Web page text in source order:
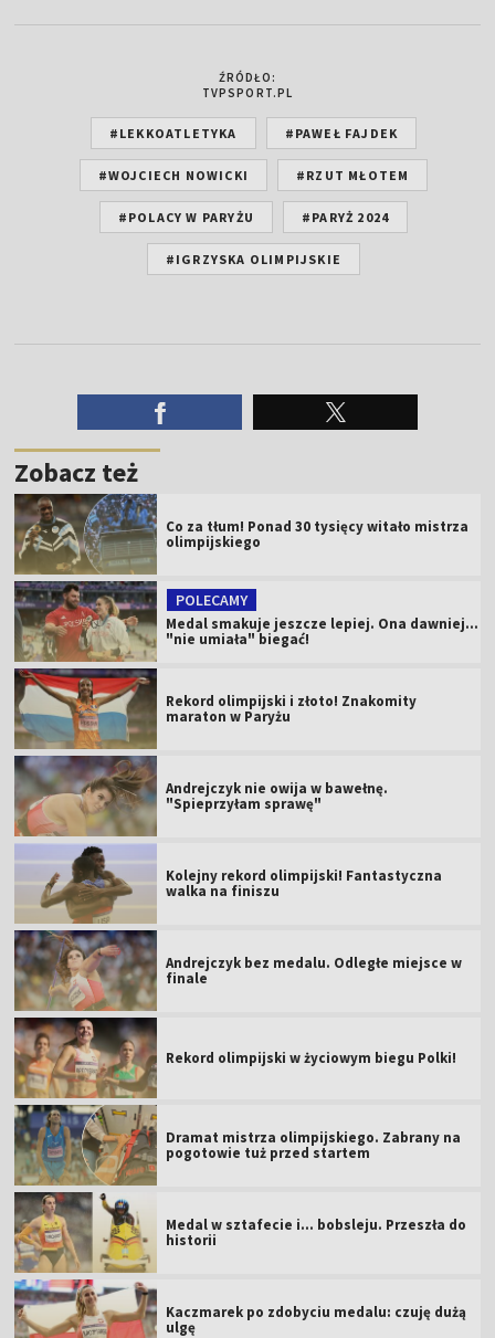
ŹRÓDŁO:
TVPSPORT.PL
#LEKKOATLETYKA #PAWEŁ FAJDEK
#WOJCIECH NOWICKI #RZUT MŁOTEM
#POLACY W PARYŻU #PARYŻ 2024
#IGRZYSKA OLIMPIJSKIE
Zobacz też
Co za tłum! Ponad 30 tysięcy witało mistrza
olimpijskiego
POLECAMY
Medal smakuje jeszcze lepiej. Ona dawniej...
"nie umiała" biegać!
Rekord olimpijski i złoto! Znakomity
maraton w Paryżu
Andrejczyk nie owija w bawełnę.
"Spieprzyłam sprawę"
Kolejny rekord olimpijski! Fantastyczna
walka na finiszu
Andrejczyk bez medalu. Odległe miejsce w
finale
Rekord olimpijski w życiowym biegu Polki!
Dramat mistrza olimpijskiego. Zabrany na
pogotowie tuż przed startem
Medal w sztafecie i... bobsleju. Przeszła do
historii
Kaczmarek po zdobyciu medalu: czuję dużą
ulgę